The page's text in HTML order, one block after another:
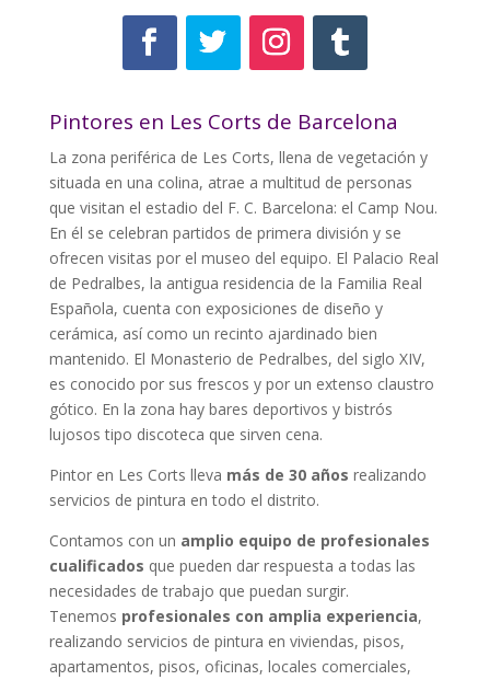
Pintores en Les Corts de Barcelona
La zona periférica de Les Corts, llena de vegetación y
situada en una colina, atrae a multitud de personas
que visitan el estadio del F. C. Barcelona: el Camp Nou.
En él se celebran partidos de primera división y se
ofrecen visitas por el museo del equipo. El Palacio Real
de Pedralbes, la antigua residencia de la Familia Real
Española, cuenta con exposiciones de diseño y
cerámica, así como un recinto ajardinado bien
mantenido. El Monasterio de Pedralbes, del siglo XIV,
es conocido por sus frescos y por un extenso claustro
gótico. En la zona hay bares deportivos y bistrós
lujosos tipo discoteca que sirven cena.
Pintor en Les Corts lleva más de 30 años realizando
servicios de pintura en todo el distrito.
Contamos con un amplio equipo de profesionales
cualificados que pueden dar respuesta a todas las
necesidades de trabajo que puedan surgir.
Tenemos profesionales con amplia experiencia,
realizando servicios de pintura en viviendas, pisos,
apartamentos, pisos, oficinas, locales comerciales,